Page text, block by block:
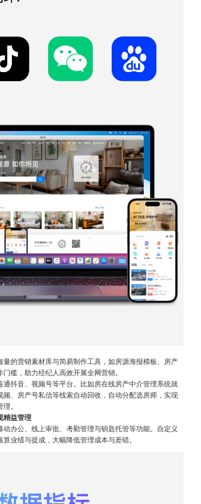
量的营销素材库与简易制作工具，如房源海报模板、房产
槛，助力经纪人高效开展全网营销。‌
通抖音、视频号等平台。比如房在线房产中介管理系统就
频、房产号私信等线索自动回收，自动分配选房师，实现
。‌
精益管理
动办公、线上审批、考勤管理与钥匙托管等功能。自定义
业绩与提成，大幅降低管理成本与差错。‌